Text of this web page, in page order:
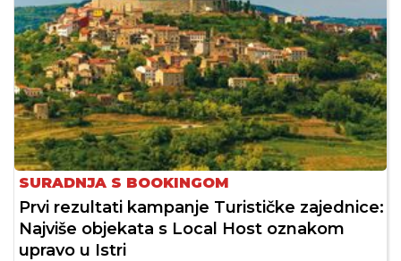
SURADNJA S BOOKINGOM
Prvi rezultati kampanje Turističke zajednice:
Najviše objekata s Local Host oznakom
upravo u Istri